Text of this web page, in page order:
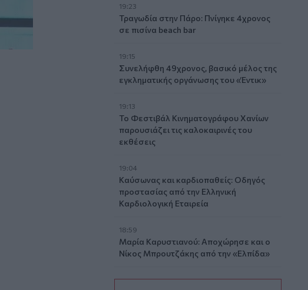
19:23
Τραγωδία στην Πάρο: Πνίγηκε 4χρονος
σε πισίνα beach bar
19:15
Συνελήφθη 49χρονος, βασικό μέλος της
εγκληματικής οργάνωσης του «Έντικ»
19:13
Το Φεστιβάλ Κινηματογράφου Χανίων
παρουσιάζει τις καλοκαιρινές του
εκθέσεις
19:04
Καύσωνας και καρδιοπαθείς: Οδηγός
προστασίας από την Ελληνική
Καρδιολογική Εταιρεία
18:59
Μαρία Καρυστιανού: Αποχώρησε και ο
Νίκος Μπρουτζάκης από την «Ελπίδα»
18:58